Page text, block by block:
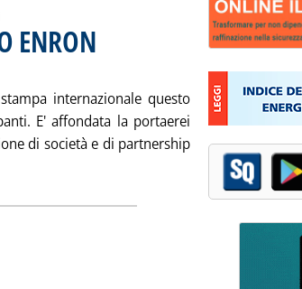
ENRON . Sottotitolo: L'opinione di Marcello Colitti
. Pubblicata sabato 15 dicembre 2001 alle
internazionale questo
E' affondata la portaerei
di società e di partnership
notizia: 'IL CROLLO DEL NUOVO MODELLO
sabato 08 dicembre 2001 alle 15.7.